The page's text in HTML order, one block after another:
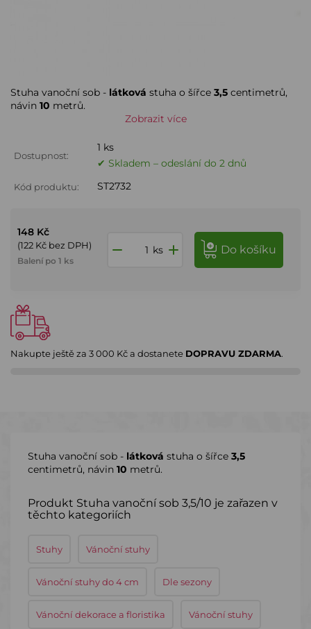
Stuha vanoční sob - látková stuha o šířce 3,5 centimetrů,
návin 10 metrů.
Zobrazit více
Dostupnost:
1 ks
✔ Skladem – odeslání do 2 dnů
Kód produktu: ST2732
148 Kč
(122 Kč bez DPH)
Balení po 1 ks
ks do košíku
Nakupte ještě za 3 000 Kča dostanete DOPRAVU ZDARMA.
Stuha vanoční sob - látková stuha o šířce 3,5
centimetrů, návin 10 metrů.
Produkt Stuha vanoční sob 3,5/10 je zařazen v
těchto kategoriích
Stuhy Vánoční stuhy
Vánoční stuhy do 4 cm Dle sezony
Vánoční dekorace a floristika Vánoční stuhy